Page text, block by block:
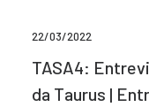
22/03/2022
TASA4:
da Taurus |